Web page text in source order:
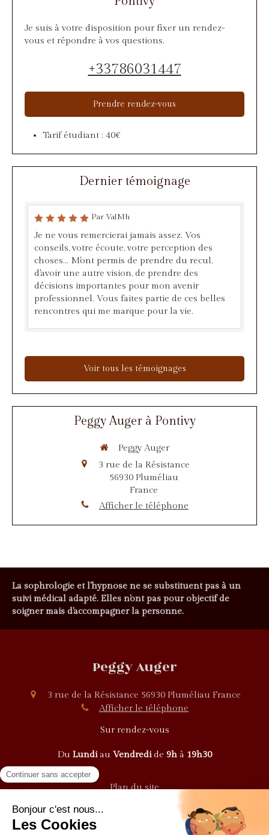
Je suis à votre disposition pour fixer un rendez-
vous et répondre à vos questions.
+33786031447
Prendre rendez-vous
Tarif étudiant : 40€
Dernier témoignage
Par ValMh
Je ne vous remercierai jamais assez. Vos
conseils, votre écoute, votre perception des
choses... M'ont permis de prendre du recul,
d'avoir une autre vision, de prendre des
décisions importantes pour mon avenir
professionnel. Vous faites partie de ces belles
rencontres qui me marque pour la vie.
Voir tous les témoignages
Peggy Auger à Pontivy
Peggy Auger
3 rue de la Résistance
56930 Pluméliau
France
Afficher le téléphone
La sophrologie et l'hypnose ne se substituent pas à un
suivi médical adapté. Elles n'ont pas pour objectif de
soigner mais d'accompagner la personne.
Peggy Auger
3 rue de la Résistance 56930 Pluméliau France
Afficher le téléphone
Sur rendez-vous
Du Lundiau Vendredide 9hà 19h30
Plan du site
©2022 Peggy Auger - Sophrologie et Hypnose